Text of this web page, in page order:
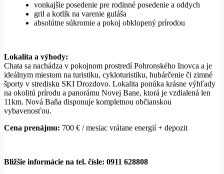
vonkajšie posedenie pre rodinné posedenie a oddych
gril a kotlík na varenie guláša
absolútne súkromie a pokoj obklopený prírodou
Lokalita a výhody:
Chata sa nachádza v pokojnom prostredí Pohronského Inovca a je
ideálnym miestom na turistiku, cykloturistiku, hubárčenie či zimné
športy v stredisku SKI Drozdovo. Lokalita ponúka krásne výhľady
na okolitú prírodu a panorámu Novej Bane, ktorá je vzdialená len
11km. Nová Baňa disponuje kompletnou občianskou
vybavenosťou.
Cena prenájmu: 700 € / mesiac vrátane energií + depozit
Bližšie informácie na tel. čísle: 0911 628808